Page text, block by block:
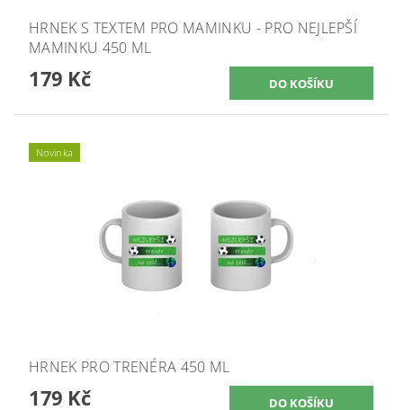
HRNEK S TEXTEM PRO MAMINKU - PRO NEJLEPŠÍ
MAMINKU 450 ML
179 Kč
Novinka
HRNEK PRO TRENÉRA 450 ML
179 Kč